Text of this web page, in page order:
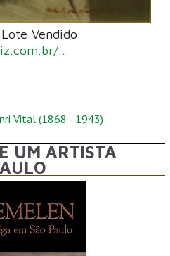
Vendido
...
Vital (1868 - 1943)
UM ARTISTA